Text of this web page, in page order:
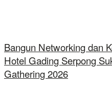
Bangun Networking dan
Hotel Gading Serpong
Gathering 2026